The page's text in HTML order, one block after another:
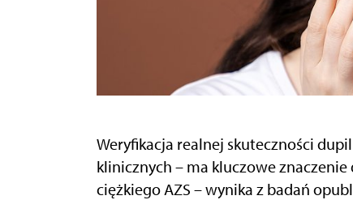
Weryfikacja realnej skuteczności
klinicznych – ma kluczowe
ciężkiego AZS – wynika z badań